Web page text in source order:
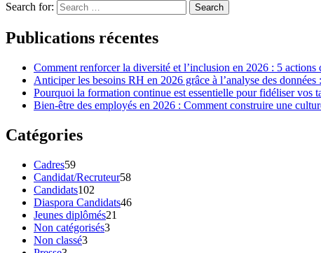
Search for: Search
Publications récentes
Comment renforcer la diversité et l’inclusion en 2026 : 5 actions
Anticiper les besoins RH en 2026 grâce à l’analyse des données
Pourquoi la formation continue est essentielle pour fidéliser vos
Bien-être des employés en 2026 : Comment construire une
Catégories
Cadres59
Candidat/Recruteur58
Candidats102
Diaspora Candidats46
Jeunes diplômés21
Non catégorisés3
Non classé3